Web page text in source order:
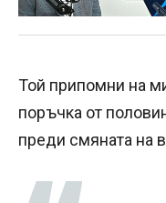
Той припомни на
поръчка от
преди смяната на